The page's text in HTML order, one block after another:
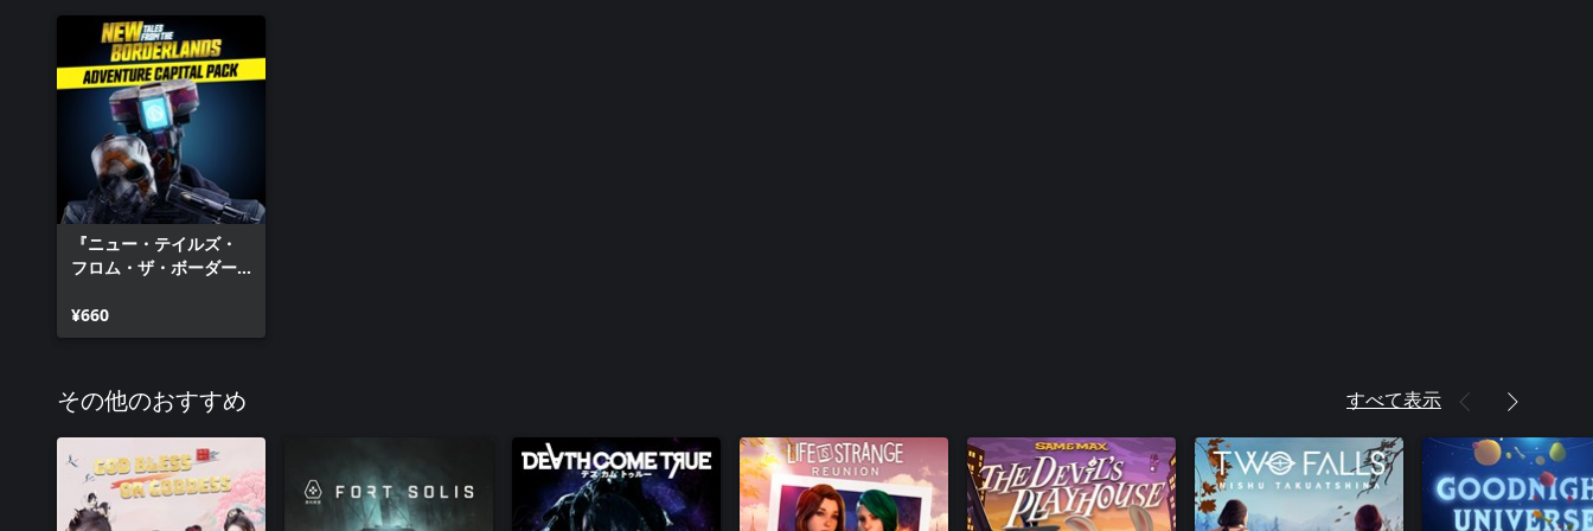
『ボーダーランズ3』荒野のヴォルト・ハン
ター ～血だらけの懸賞金をつかめ
『ボーダーランズ3』サイコ・クリーグのカ
『ニュー・テイルズ・
フロム・ザ・ボーダー
ー・キャピタル・パッ
ク
¥660
その他のおすすめ すべて表示